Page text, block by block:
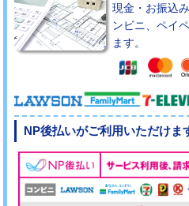
現金・お振込
ンビニ、ペイ
ます。
NP後払いがご利用いただけま